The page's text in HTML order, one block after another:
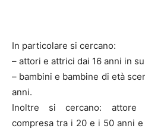
In particolare si cercano:
– attori e attrici dai 16 anni in
– bambini e bambine di età
anni.
Inoltre si cercano: attore
compresa tra i 20 e i 50 anni